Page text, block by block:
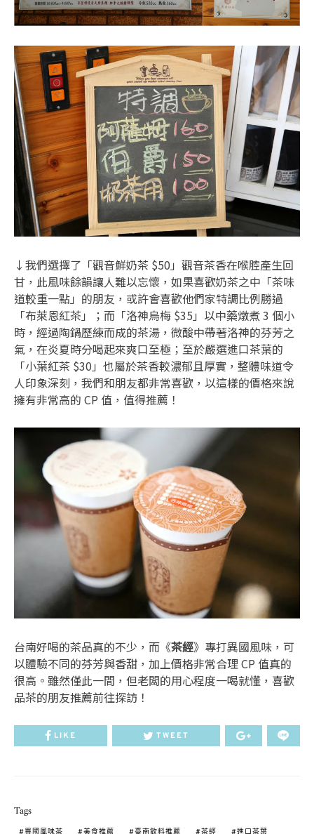
↓我們選擇了「觀音鮮奶茶 $50」觀音茶香在喉腔產生回
甘，此風味餘韻讓人難以忘懷，如果喜歡奶茶之中「茶味
道較重一點」的朋友，或許會喜歡他們家特調比例勝過
「布萊恩紅茶」；而「洛神烏梅 $35」以中藥燉煮 3 個小
時，經過陶鍋歷練而成的茶湯，微酸中帶著洛神的芬芳之
氣，在炎夏時分喝起來爽口至極；至於嚴選進口茶葉的
「小葉紅茶 $30」也屬於茶香較濃郁且厚實，整體味道令
人印象深刻，我們和朋友都非常喜歡，以這樣的價格來說
擁有非常高的 CP 值，值得推薦！
台南好喝的茶品真的不少，而《茶經》專打異國風味，可
以體驗不同的芬芳與香甜，加上價格非常合理 CP 值真的
很高。雖然僅此一間，但老闆的用心程度一喝就懂，喜歡
品茶的朋友推薦前往探訪！
LIKE TWEET
Tags
異國風味茶 美食推薦 臺南飲料推薦 茶經 進口茶葉